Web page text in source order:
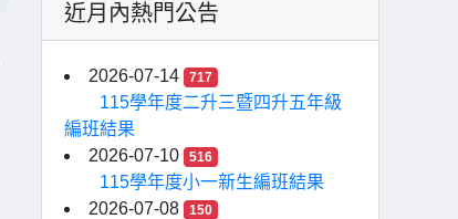
近月內熱門公告
2026-07-14 717
115學年度二升三暨四升五年級
編班結果
2026-07-10
516
115學年度小一新生編班結果
2026-07-08
150